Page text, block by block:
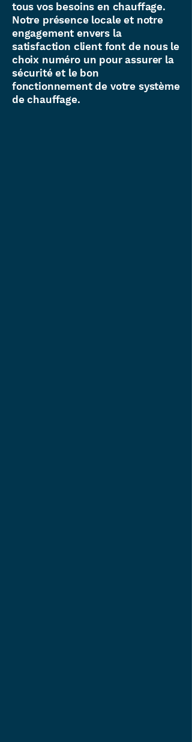
tous vos besoins en chauffage.
Notre présence locale et notre
engagement envers la
satisfaction client font de nous le
choix numéro un pour assurer la
sécurité et le bon
fonctionnement de votre système
de chauffage.